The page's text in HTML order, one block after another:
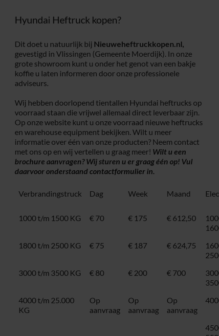
Hyundai Heftruck kopen?
Dit doet u natuurlijk bij Nieuweheftruckkopen.nl,
gevestigd in Vlissingen (Gemeente Moerdijk). In onze
grote showroom kunt u onder het genot van een bakje
koffie u laten informeren door onze professionele
adviseurs.
Wij hebben doorlopend tientallen Hyundai heftrucks op
voorraad staan die vrijwel allemaal direct leverbaar zijn.
Op onze website kunt u onze voorraad nieuwe heftrucks
en warehouse equipment bekijken. Wilt u meer
informatie over één van onze producten? Neem contact
met ons op en wij vertellen u graag meer! Wilt u een
brochure aanvragen? Wij sturen u er graag één op! Vul
daarvoor onderstaandcontactformulierin.
Verbrandingstruck Dag Week Maand
1000 t/m 1500 KG € 70 € 175 € 612,50
1800 t/m 2500 KG
€ 75 € 187 € 624,75
3000 t/m 3500 KG
€ 80 € 200 € 700
4000 t/m 25.000
KG
Op
aanvraag
Op
aanvraag
Op
aanvraag